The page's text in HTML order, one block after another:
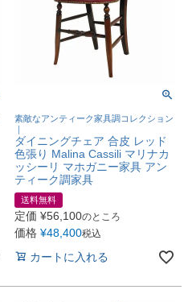
素敵なアンティーク家具調コレクション
｜
ダイニングチェア 合皮 レッド
色張り Malina Cassili マリナカ
ッシーリ マホガニー家具 アン
ティーク調家具
送料無料
定価 ¥56,100のところ
価格 ¥48,400税込
カートに入れる